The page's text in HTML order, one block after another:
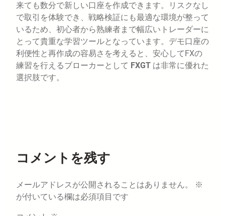
来ても数分で新しい口座を作成できます。リスクなし
で取引を体験でき、戦略検証にも最適な環境が整って
いるため、初心者から熟練者まで幅広いトレーダーに
とって貴重な学習ツールとなっています。デモ口座の
利便性と再作成の容易さを考えると、安心してFXの
練習を行えるブローカーとして FXGT は非常に優れた
選択肢です。
コメントを残す
メールアドレスが公開されることはありません。
※
が付いている欄は必須項目です